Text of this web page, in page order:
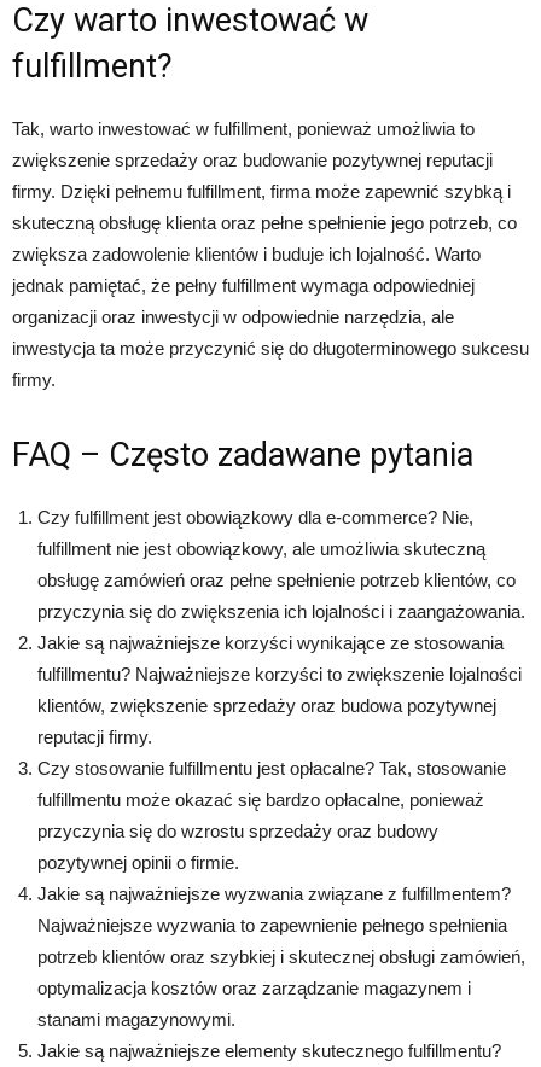
Czy warto inwestować w
fulfillment?
Tak, warto inwestować w fulfillment, ponieważ umożliwia to
zwiększenie sprzedaży oraz budowanie pozytywnej reputacji
firmy. Dzięki pełnemu fulfillment, firma może zapewnić szybką i
skuteczną obsługę klienta oraz pełne spełnienie jego potrzeb, co
zwiększa zadowolenie klientów i buduje ich lojalność. Warto
jednak pamiętać, że pełny fulfillment wymaga odpowiedniej
organizacji oraz inwestycji w odpowiednie narzędzia, ale
inwestycja ta może przyczynić się do długoterminowego sukcesu
firmy.
FAQ – Często zadawane pytania
Czy fulfillment jest obowiązkowy dla e-commerce? Nie,
fulfillment nie jest obowiązkowy, ale umożliwia skuteczną
obsługę zamówień oraz pełne spełnienie potrzeb klientów, co
przyczynia się do zwiększenia ich lojalności i zaangażowania.
Jakie są najważniejsze korzyści wynikające ze stosowania
fulfillmentu? Najważniejsze korzyści to zwiększenie lojalności
klientów, zwiększenie sprzedaży oraz budowa pozytywnej
reputacji firmy.
Czy stosowanie fulfillmentu jest opłacalne? Tak, stosowanie
fulfillmentu może okazać się bardzo opłacalne, ponieważ
przyczynia się do wzrostu sprzedaży oraz budowy
pozytywnej opinii o firmie.
Jakie są najważniejsze wyzwania związane z fulfillmentem?
Najważniejsze wyzwania to zapewnienie pełnego spełnienia
potrzeb klientów oraz szybkiej i skutecznej obsługi zamówień,
optymalizacja kosztów oraz zarządzanie magazynem i
stanami magazynowymi.
Jakie są najważniejsze elementy skutecznego fulfillmentu?